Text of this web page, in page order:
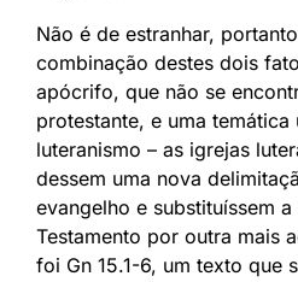
Não é de estranhar,
combinação destes dois
apócrifo, que não se
protestante, e uma temática
luteranismo – as igrejas
dessem uma nova
evangelho e substituíssem
Testamento por outra mais
foi Gn 15.1-6, um texto que